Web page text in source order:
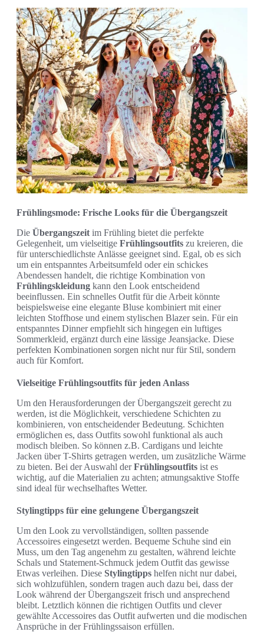
Frühlingsmode: Frische Looks für die Übergangszeit
Die Übergangszeit im Frühling bietet die perfekte
Gelegenheit, um vielseitige Frühlingsoutfits zu kreieren, die
für unterschiedlichste Anlässe geeignet sind. Egal, ob es sich
um ein entspanntes Arbeitsumfeld oder ein schickes
Abendessen handelt, die richtige Kombination von
Frühlingskleidung kann den Look entscheidend
beeinflussen. Ein schnelles Outfit für die Arbeit könnte
beispielsweise eine elegante Bluse kombiniert mit einer
leichten Stoffhose und einem stylischen Blazer sein. Für ein
entspanntes Dinner empfiehlt sich hingegen ein luftiges
Sommerkleid, ergänzt durch eine lässige Jeansjacke. Diese
perfekten Kombinationen sorgen nicht nur für Stil, sondern
auch für Komfort.
Vielseitige Frühlingsoutfits für jeden Anlass
Um den Herausforderungen der Übergangszeit gerecht zu
werden, ist die Möglichkeit, verschiedene Schichten zu
kombinieren, von entscheidender Bedeutung. Schichten
ermöglichen es, dass Outfits sowohl funktional als auch
modisch bleiben. So können z.B. Cardigans und leichte
Jacken über T-Shirts getragen werden, um zusätzliche Wärme
zu bieten. Bei der Auswahl derFrühlingsoutfits ist es
wichtig, auf die Materialien zu achten; atmungsaktive Stoffe
sind ideal für wechselhaftes Wetter.
Stylingtipps für eine gelungene Übergangszeit
Um den Look zu vervollständigen, sollten passende
Accessoires eingesetzt werden. Bequeme Schuhe sind ein
Muss, um den Tag angenehm zu gestalten, während leichte
Schals und Statement-Schmuck jedem Outfit das gewisse
Etwas verleihen. Diese Stylingtipps helfen nicht nur dabei,
sich wohlzufühlen, sondern tragen auch dazu bei, dass der
Look während der Übergangszeit frisch und ansprechend
bleibt. Letztlich können die richtigen Outfits und clever
gewählte Accessoires das Outfit aufwerten und die modischen
Ansprüche in der Frühlingssaison erfüllen.